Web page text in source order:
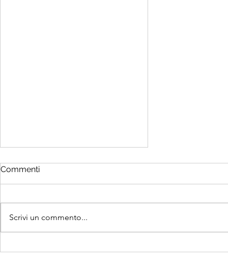
Commenti
Scrivi un commento...